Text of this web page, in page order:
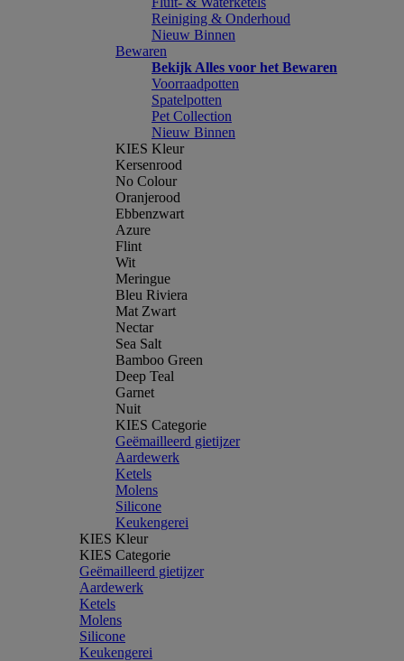
Reiniging & Onderhoud
Nieuw Binnen
Bewaren
Bekijk Alles voor het Bewaren
Voorraadpotten
Spatelpotten
Pet Collection
Nieuw Binnen
KIES Kleur
Kersenrood
No Colour
Oranjerood
Ebbenzwart
Azure
Flint
Wit
Meringue
Bleu Riviera
Mat Zwart
Nectar
Sea Salt
Bamboo Green
Deep Teal
Garnet
Nuit
KIES Categorie
Geëmailleerd gietijzer
Aardewerk
Ketels
Molens
Silicone
Keukengerei
KIES Kleur
KIES Categorie
Geëmailleerd gietijzer
Aardewerk
Ketels
Molens
Silicone
Keukengerei